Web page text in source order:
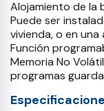
Alojamiento de la
Puede ser
vivienda, o en una
Función
Memoria No
programas